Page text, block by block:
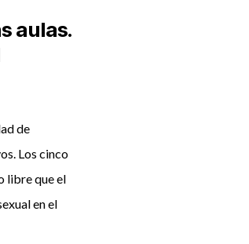
aulas.
de
Los cinco
libre que el
en el